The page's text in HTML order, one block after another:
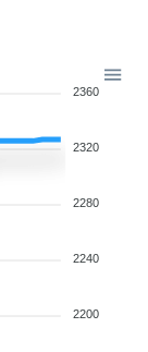
2360
2320
2280
2240
2200